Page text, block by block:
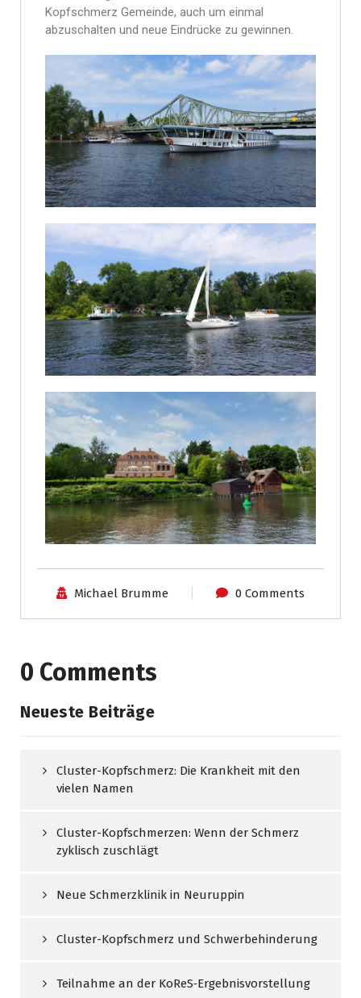
Kopfschmerz Gemeinde, auch um einmal
abzuschalten und neue Eindrücke zu gewinnen.
Michael Brumme 0 Comments
0 Comments
Neueste Beiträge
Cluster-Kopfschmerz: Die Krankheit mit den
vielen Namen
Cluster-Kopfschmerzen: Wenn der Schmerz
zyklisch zuschlägt
Neue Schmerzklinik in Neuruppin
Cluster-Kopfschmerz und Schwerbehinderung
Teilnahme an der KoReS‑Ergebnisvorstellung